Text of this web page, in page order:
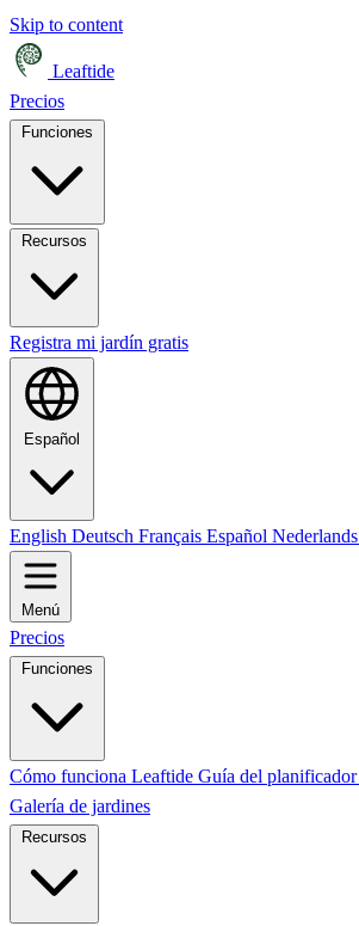
Skip to content
Leaftide
Precios
Registra mi jardín gratis
Español
English Deutsch Français Español Nederlands
Menú
Precios
Funciones
Cómo funciona Leaftide Guía del planificador
Galería de jardines
Recursos